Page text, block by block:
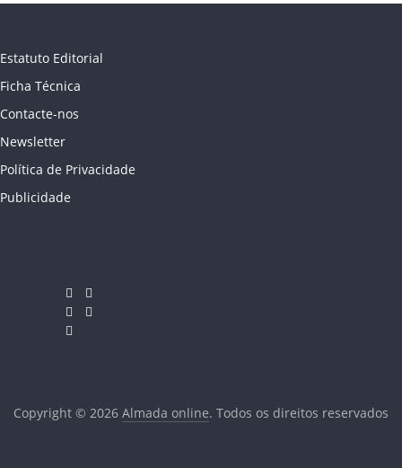
Estatuto Editorial
Ficha Técnica
Contacte-nos
Newsletter
Política de Privacidade
Publicidade
Copyright © 2026 Almada online. Todos os direitos reservados